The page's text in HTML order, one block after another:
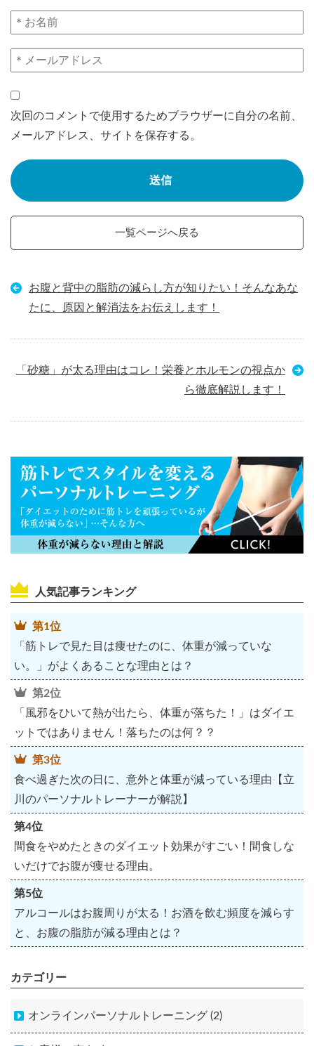
次回のコメントで使用するためブラウザーに自分の名前、
メールアドレス、サイトを保存する。
一覧ページへ戻る
お腹と背中の脂肪の減らし方が知りたい！そんなあな
たに、原因と解消法をお伝えします！
「砂糖」が太る理由はコレ！栄養とホルモンの視点か
ら徹底解説します！
人気記事ランキング
第1位
「筋トレで見た目は痩せたのに、体重が減っていな
い。」がよくあることな理由とは？
第2位
「風邪をひいて熱が出たら、体重が落ちた！」はダイエ
ットではありません！落ちたのは何？？
第3位
食べ過ぎた次の日に、意外と体重が減っている理由【立
川のパーソナルトレーナーが解説】
第4位
間食をやめたときのダイエット効果がすごい！間食しな
いだけでお腹が痩せる理由。
第5位
アルコールはお腹周りが太る！お酒を飲む頻度を減らす
と、お腹の脂肪が減る理由とは？
カテゴリー
オンラインパーソナルトレーニング (2)